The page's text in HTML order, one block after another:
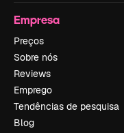
Empresa
Preços
Sobre nós
Reviews
Emprego
Tendências de pesquisa
Blog